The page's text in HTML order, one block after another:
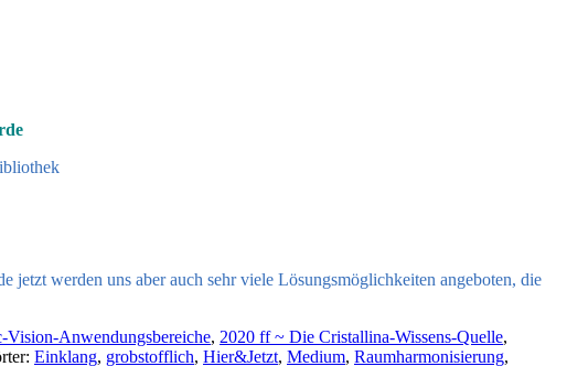
jetzt werden uns aber auch sehr viele Lösungsmöglichkeiten angeboten, die
Anwendungsbereiche, 2020 ff ~ Die Cristallina-Wissens-Quelle,
Einklang, grobstofflich, Hier&Jetzt, Medium, Raumharmonisierung,